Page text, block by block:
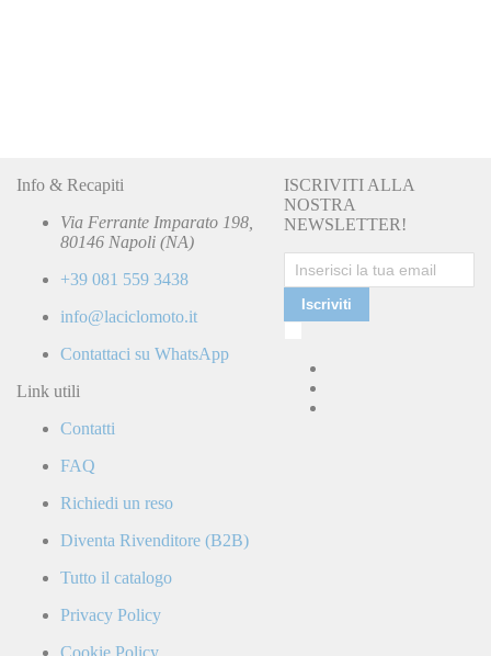
Info & Recapiti
Via Ferrante Imparato 198,
80146 Napoli (NA)
+39 081 559 3438
info@laciclomoto.it
Contattaci su WhatsApp
Link utili
Contatti
FAQ
Richiedi un reso
Diventa Rivenditore (B2B)
Tutto il catalogo
Privacy Policy
Cookie Policy
ISCRIVITI ALLA
NOSTRA
NEWSLETTER!
Iscriviti
e
accetto
la